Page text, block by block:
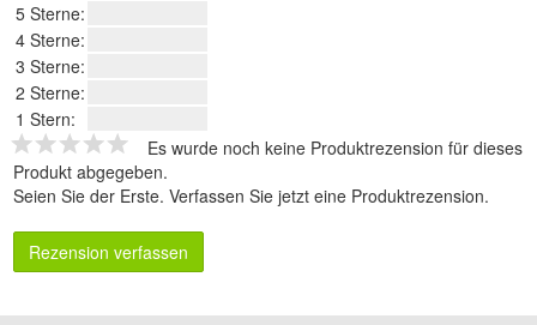
5 Sterne:
4 Sterne:
3 Sterne:
2 Sterne:
1 Stern:
Es wurde noch keine Produktrezension für dieses
Produkt abgegeben.
Seien Sie der Erste. Verfassen Sie jetzt eine Produktrezension.
Rezension verfassen